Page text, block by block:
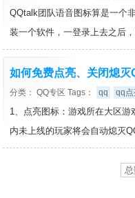
QQtalk团队语音图标算是一个
装一个软件，一登录上去之后
如何免费点亮、关闭熄灭
分类： QQ专区 Tags： qq qq
1、点亮图标：游戏所在大区
内未上线的玩家将会自动熄灭